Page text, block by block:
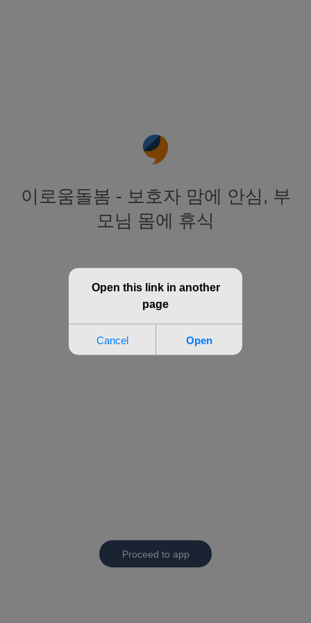
이로움돌봄 - 보호자 맘에 안심, 부
모님 몸에 휴식
Proceed to app